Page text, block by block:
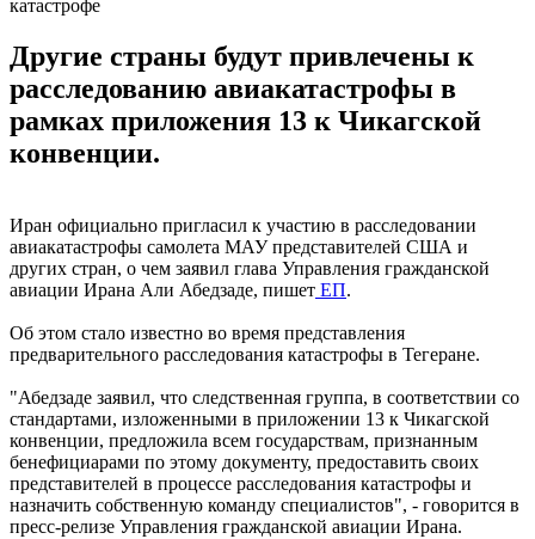
катастрофе
Другие страны будут привлечены к
расследованию авиакатастрофы в
рамках приложения 13 к Чикагской
конвенции.
Иран официально пригласил к участию в расследовании
авиакатастрофы самолета МАУ представителей США и
других стран, о чем заявил глава Управления гражданской
авиации Ирана Али Абедзаде, пишет ЕП.
Об этом стало известно во время представления
предварительного расследования катастрофы в Тегеране.
"Абедзаде заявил, что следственная группа, в соответствии со
стандартами, изложенными в приложении 13 к Чикагской
конвенции, предложила всем государствам, признанным
бенефициарами по этому документу, предоставить своих
представителей в процессе расследования катастрофы и
назначить собственную команду специалистов", - говорится в
пресс-релизе Управления гражданской авиации Ирана.